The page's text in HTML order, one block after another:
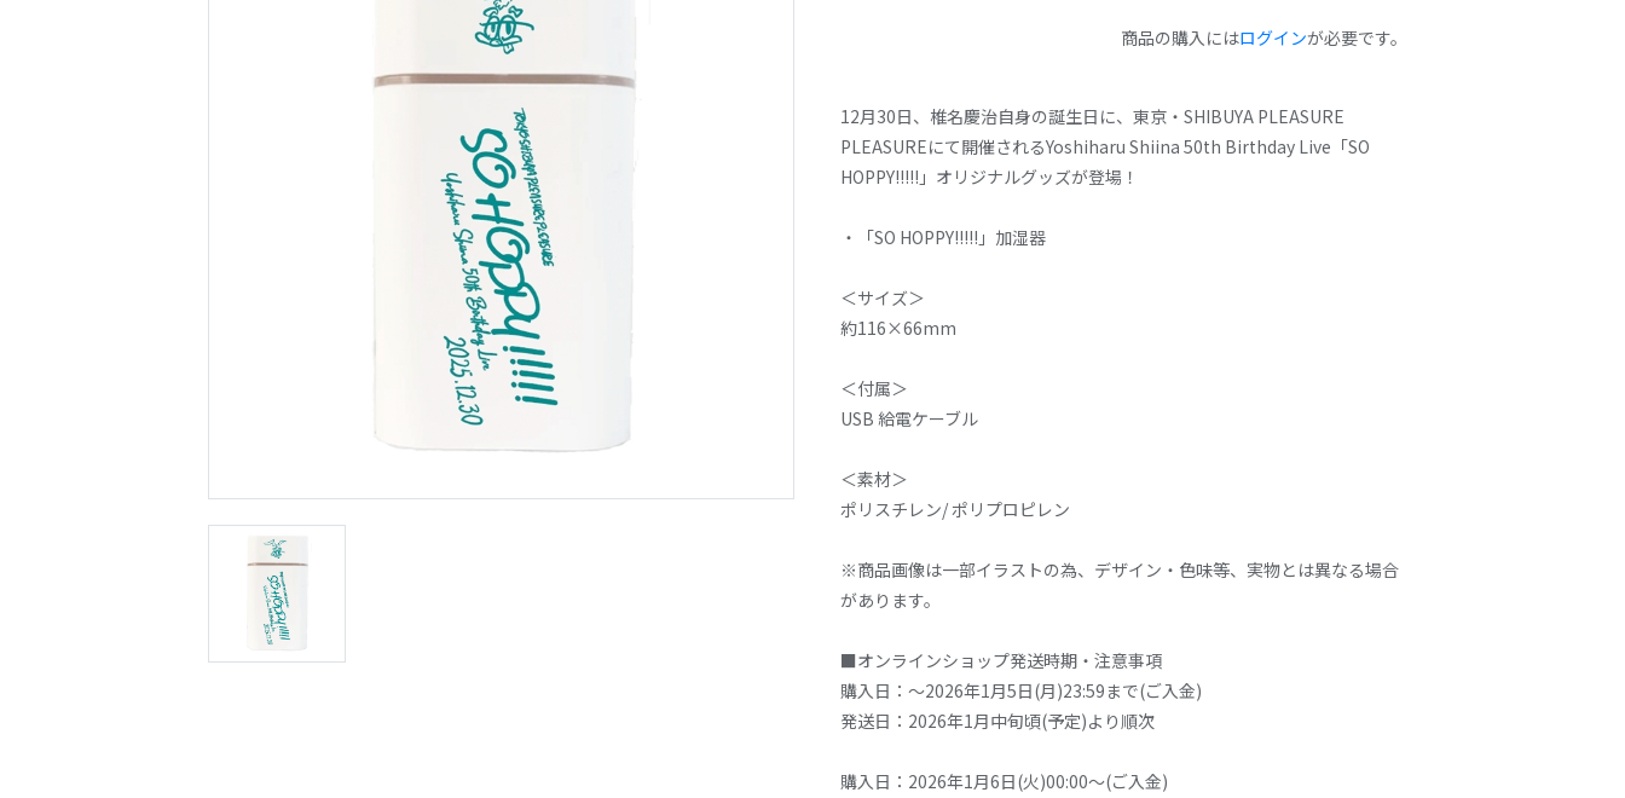
商品の購入にはログインが必要です。
12月30日、椎名慶治自身の誕生日に、東京・SHIBUYA PLEASURE
PLEASUREにて開催されるYoshiharu Shiina 50th Birthday Live「SO
HOPPY!!!!!」オリジナルグッズが登場！
・「SO HOPPY!!!!!」加湿器
＜サイズ＞
約116×66mm
＜付属＞
USB 給電ケーブル
＜素材＞
ポリスチレン/ ポリプロピレン
※商品画像は一部イラストの為、デザイン・色味等、実物とは異なる場合
があります。
■オンラインショップ発送時期・注意事項
購入日：～2026年1月5日(月)23:59まで(ご入金)
発送日：2026年1月中旬頃(予定)より順次
購入日：2026年1月6日(火)00:00～(ご入金)